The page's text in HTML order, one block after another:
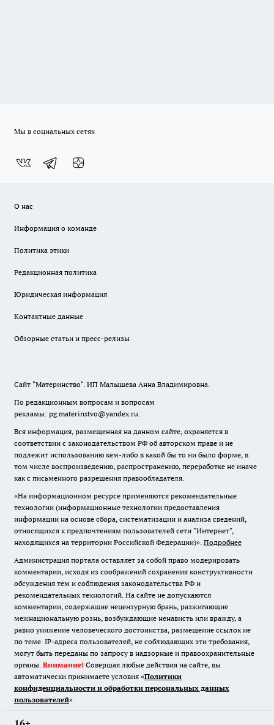
Мы в социальных сетях
О нас
Информация о команде
Политика этики
Редакционная политика
Юридическая информация
Контактные данные
Обзорные статьи и пресс-релизы
Сайт "Материнство". ИП Малышева Анна Владимировна.
По редакционным вопросам и вопросам
рекламы: pg.materinstvo@yandex.ru.
Вся информация, размещенная на данном сайте, охраняется в
соответствии с законодательством РФ об авторском праве и не
подлежит использованию кем-либо в какой бы то ни было форме, в
том числе воспроизведению, распространению, переработке не иначе
как с письменного разрешения правообладателя.
«На информационном ресурсе применяются рекомендательные
технологии (информационные технологии предоставления
информации на основе сбора, систематизации и анализа сведений,
относящихся к предпочтениям пользователей сети "Интернет",
находящихся на территории Российской Федерации)». Подробнее
Администрация портала оставляет за собой право модерировать
комментарии, исходя из соображений сохранения конструктивности
обсуждения тем и соблюдения законодательства РФ и
рекомендательных технологий. На сайте не допускаются
комментарии, содержащие нецензурную брань, разжигающие
межнациональную рознь, возбуждающие ненависть или вражду, а
равно унижение человеческого достоинства, размещение ссылок не
по теме. IP-адреса пользователей, не соблюдающих эти требования,
могут быть переданы по запросу в надзорные и правоохранительные
органы. Внимание! Совершая любые действия на сайте, вы
автоматически принимаете условия «Политики
конфиденциальности и обработки персональных данных
пользователей»